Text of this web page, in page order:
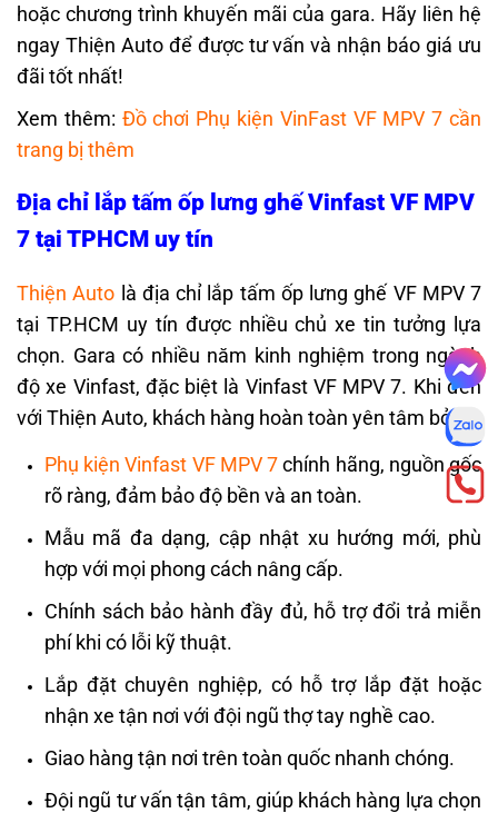
hoặc chương trình khuyến mãi của gara. Hãy liên hệ
ngay Thiện Auto để được tư vấn và nhận báo giá ưu
đãi tốt nhất!
Xem thêm: Đồ chơi Phụ kiện VinFast VF MPV 7 cần
trang bị thêm
Địa chỉ lắp tấm ốp lưng ghế Vinfast VF MPV
7 tại TPHCM uy tín
Thiện Auto là địa chỉ lắp tấm ốp lưng ghế VF MPV 7
tại TP.HCM uy tín được nhiều chủ xe tin tưởng lựa
chọn. Gara có nhiều năm kinh nghiệm trong ngành
độ xe Vinfast, đặc biệt là Vinfast VF MPV 7. Khi đến
với Thiện Auto, khách hàng hoàn toàn yên tâm bởi:
Phụ kiện Vinfast VF MPV 7chính hãng, nguồn gốc
rõ ràng, đảm bảo độ bền và an toàn.
Mẫu mã đa dạng, cập nhật xu hướng mới, phù
hợp với mọi phong cách nâng cấp.
Chính sách bảo hành đầy đủ, hỗ trợ đổi trả miễn
phí khi có lỗi kỹ thuật.
Lắp đặt chuyên nghiệp, có hỗ trợ lắp đặt hoặc
nhận xe tận nơi với đội ngũ thợ tay nghề cao.
Giao hàng tận nơi trên toàn quốc nhanh chóng.
Đội ngũ tư vấn tận tâm, giúp khách hàng lựa chọn